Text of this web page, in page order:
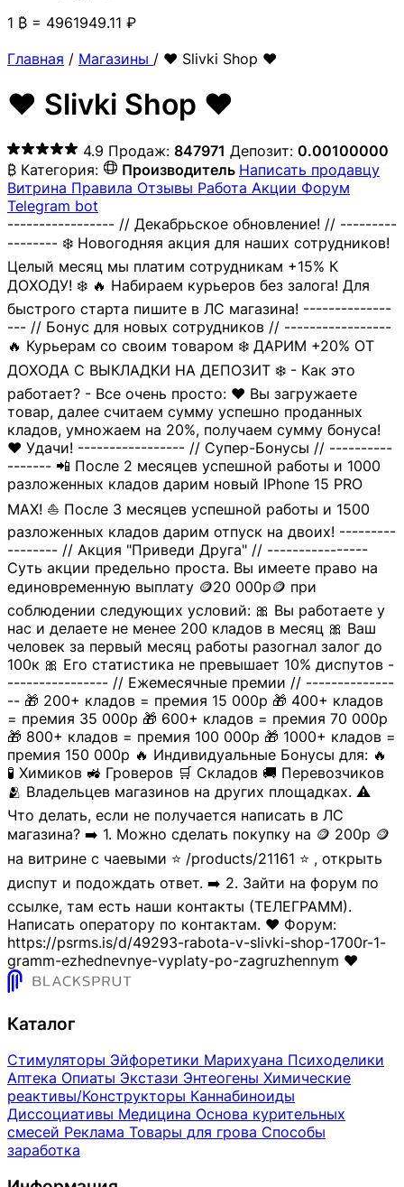
1 ₿ = 4961949.11 ₽
Главная / Магазины / ❤️ Slivki Shop ❤️
❤️ Slivki Shop ❤️
4.9 Продаж: 847971 Депозит: 0.00100000
₿ Категория: Производитель Написать продавцу
Витрина Правила Отзывы Работа Акции Форум
Telegram bot
----------------- // Декабрьское обновление! // ---------
-------- ❄️ Новогодняя акция для наших сотрудников!
Целый месяц мы платим сотрудникам +15% К
ДОХОДУ! ❄️ 🔥 Набираем курьеров без залога! Для
быстрого старта пишите в ЛС магазина! --------------
--- // Бонус для новых сотрудников // -----------------
🔥 Курьерам со своим товаром ❄️ ДАРИМ +20% ОТ
ДОХОДА С ВЫКЛАДКИ НА ДЕПОЗИТ ❄️ - Как это
работает? - Все очень просто: ❤️ Вы загружаете
товар, далее считаем сумму успешно проданных
кладов, умножаем на 20%, получаем сумму бонуса!
❤️ Удачи! ----------------- // Супер-Бонусы // ----------
------- 📲 После 2 месяцев успешной работы и 1000
разложенных кладов дарим новый IPhone 15 PRO
MAX! ⛵️ После 3 месяцев успешной работы и 1500
разложенных кладов дарим отпуск на двоих! ---------
-------- // Акция "Приведи Друга" // ----------------
Суть акции предельно проста. Вы имеете право на
единовременную выплату 🪙20 000р🪙 при
соблюдении следующих условий: 🎀 Вы работаете у
нас и делаете не менее 200 кладов в месяц 🎀 Ваш
человек за первый месяц работы разогнал залог до
100к 🎀 Его статистика не превышает 10% диспутов -
---------------- // Ежемесячные премии // --------------
-- 🎁 200+ кладов = премия 15 000р 🎁 400+ кладов
= премия 35 000р 🎁 600+ кладов = премия 70 000р
🎁 800+ кладов = премия 100 000р 🎁 1000+ кладов =
премия 150 000р 🔥 Индивидуальные Бонусы для: 🔥
🧪 Химиков 🚜 Гроверов 🛒 Складов 🚚 Перевозчиков
🫂 Владельцев магазинов на других площадках. ⚠️
Что делать, если не получается написать в ЛС
магазина? ➡️ 1. Можно сделать покупку на 🪙 200р 🪙
на витрине с чаевыми ⭐ /products/21161 ⭐ , открыть
диспут и подождать ответ. ➡️ 2. Зайти на форум по
ссылке, там есть наши контакты (ТЕЛЕГРАММ).
Написать оператору по контактам. ❤️ Форум:
https://psrms.is/d/49293-rabota-v-slivki-shop-1700r-1-
gramm-ezhednevnye-vyplaty-po-zagruzhennym ❤️
Каталог
Стимуляторы Эйфоретики Марихуана Психоделики
Аптека Опиаты Экстази Энтеогены Химические
реактивы/Конструкторы Каннабиноиды
Диссоциативы Медицина Основа курительных
смесей Реклама Товары для грова Способы
заработка